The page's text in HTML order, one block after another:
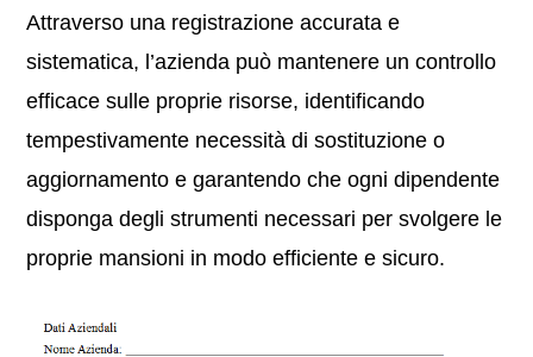
Attraverso una registrazione accurata e
sistematica, l’azienda può mantenere un controllo
efficace sulle proprie risorse, identificando
tempestivamente necessità di sostituzione o
aggiornamento e garantendo che ogni dipendente
disponga degli strumenti necessari per svolgere le
proprie mansioni in modo efficiente e sicuro.